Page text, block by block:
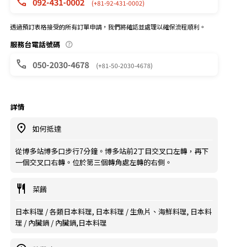
(+81-92-431-0002)
透過預訂表格接受的所有訂單申請，我們將確認並處理以確保流程順利。
服務台電話號碼
050-2030-4678 (+81-50-2030-4678)
詳情
如何抵達
從博多站博多口步行7分鐘。博多站前2丁目交叉口左轉，再下
一個交叉口右轉。位於第三個轉角處左轉的右側。
菜餚
日本料理 / 各類日本料理, 日本料理 / 生魚片、海鮮料理, 日本料
理 / 內臟鍋 / 內臟鍋,日本料理